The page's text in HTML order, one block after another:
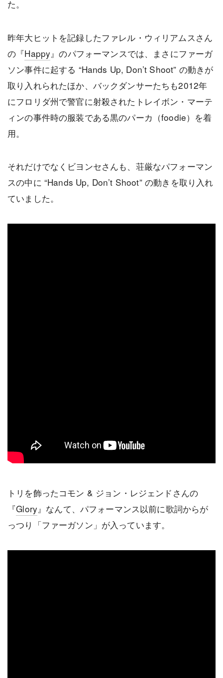
た。
昨年大ヒットを記録したファレル・ウィリアムスさん
の『Happy 』のパフォーマンスでは、まさにファーガ
ソン事件に起する “Hands Up, Don’t Shoot” の動きが
取り入れられたほか、バックダンサーたちも2012年
にフロリダ州で警官に射殺されたトレイボン・マーテ
ィンの事件時の服装である黒のパーカ（foodie）を着
用。
それだけでなくビヨンセさんも、荘厳なパフォーマン
スの中に “Hands Up, Don’t Shoot” の動きを取り入れ
ていました。
トリを飾ったコモン & ジョン・レジェンドさんの
『Glory』なんて、パフォーマンス以前に歌詞からが
っつり「ファーガソン」が入っています。